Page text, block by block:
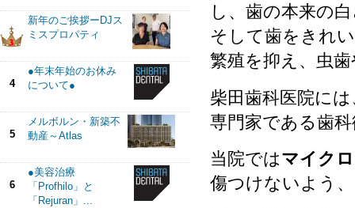
新年のご挨拶ーDJス
ミスプロパティ
4
●年末年始のお休み
について●
5
メルボルン・新築不
動産～Atlas
6
●美容治療
「Profhilo」と
「Rejuran」...
し、歯の本来の
そして歯をきれ
繁殖を抑え、虫
柴田歯科医院に
専門家である歯
当院ではマイク
傷つけないよう